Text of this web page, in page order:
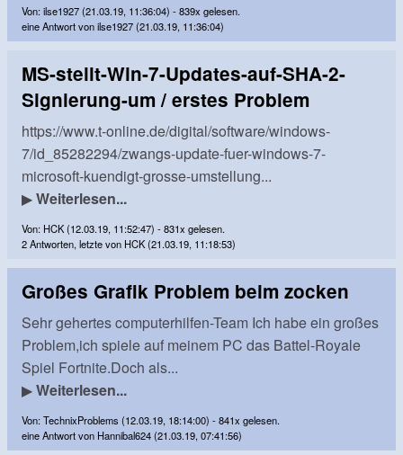
Von: ilse1927 (21.03.19, 11:36:04) - 839x gelesen.
eine Antwort von ilse1927 (21.03.19, 11:36:04)
MS-stellt-Win-7-Updates-auf-SHA-2-
Signierung-um / erstes Problem
https://www.t-online.de/digital/software/windows-
7/id_85282294/zwangs-update-fuer-windows-7-
microsoft-kuendigt-grosse-umstellung...
▶Weiterlesen...
Von: HCK (12.03.19, 11:52:47) - 831x gelesen.
2 Antworten, letzte von HCK (21.03.19, 11:18:53)
Großes Grafik Problem beim zocken
Sehr gehertes computerhilfen-Team Ich habe ein großes
Problem,ich spiele auf meinem PC das Battel-Royale
Spiel Fortnite.Doch als...
▶Weiterlesen...
Von: TechnixProblems (12.03.19, 18:14:00) - 841x gelesen.
eine Antwort von Hannibal624 (21.03.19, 07:41:56)